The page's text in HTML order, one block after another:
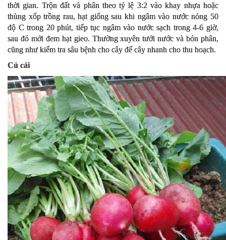
thời gian. Trộn đất và phân theo tỷ lệ 3:2 vào khay nhựa hoặc
thùng xốp trồng rau, hạt giống sau khi ngâm vào nước nóng 50
độ C trong 20 phút, tiếp tục ngâm vào nước sạch trong 4-6 giờ,
sau đó mới đem hạt gieo. Thường xuyên tưới nước và bón phân,
cũng như kiểm tra sâu bệnh cho cây để cây nhanh cho thu hoạch.
Củ cải